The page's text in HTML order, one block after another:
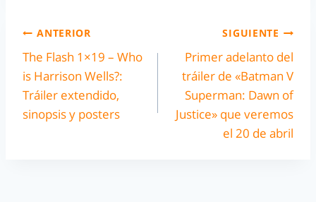
ANTERIOR
The Flash 1×19 – Who
is Harrison Wells?:
Tráiler extendido,
sinopsis y posters
SIGUIENTE
Primer adelanto del
tráiler de «Batman V
Superman: Dawn of
Justice» que veremos
el 20 de abril